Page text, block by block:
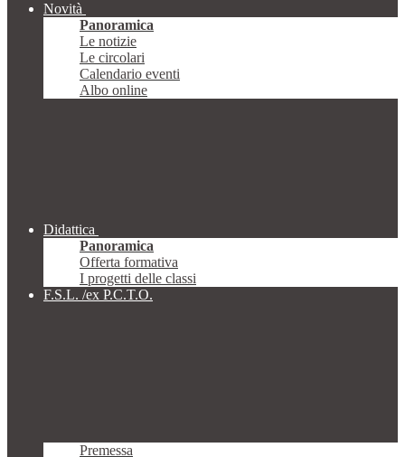
Novità
Panoramica
Le notizie
Le circolari
Calendario eventi
Albo online
Didattica
Panoramica
Offerta formativa
I progetti delle classi
F.S.L. /ex P.C.T.O.
Premessa